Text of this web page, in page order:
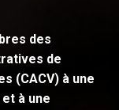
des
de
(CACV) à une
à une